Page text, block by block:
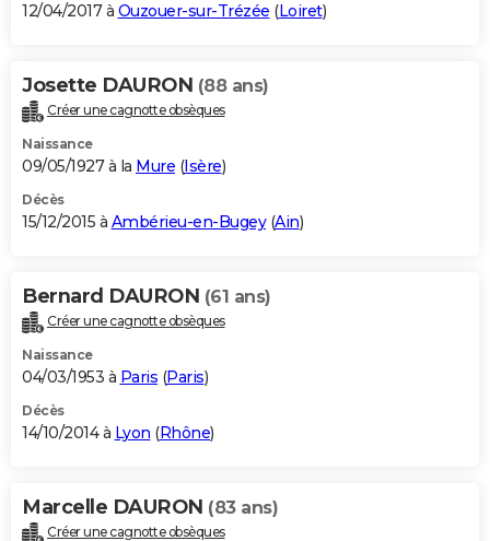
12/04/2017 à Ouzouer-sur-Trézée (Loiret)
Josette DAURON (88 ans)
Créer une cagnotte obsèques
Naissance
09/05/1927 à la Mure (Isère)
Décès
15/12/2015 à Ambérieu-en-Bugey(Ain)
Bernard DAURON (61 ans)
Créer une cagnotte obsèques
Naissance
04/03/1953 à Paris (Paris)
Décès
14/10/2014 à Lyon (Rhône)
Marcelle DAURON (83 ans)
Créer une cagnotte obsèques